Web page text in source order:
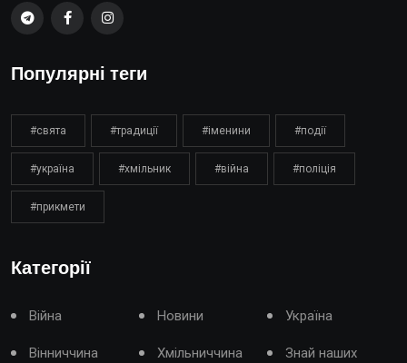
Популярні теги
#свята #традиції #іменини #події
#україна #хмільник #війна #поліція
#прикмети
Категорії
Війна Новини Україна
Вінниччина Хмільниччина Знай наших